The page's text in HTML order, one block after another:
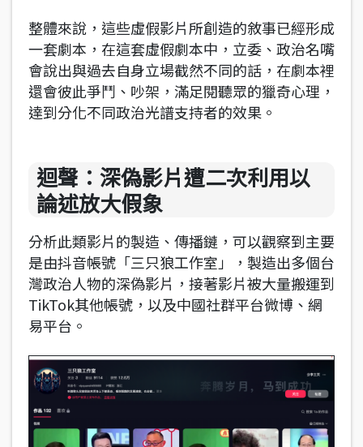
整體來說，這些虛假影片所創造的敘事已經形成
一套劇本，在這套虛假劇本中，立委、政治名嘴
會說出與過去自身立場截然不同的話，在劇本裡
還會彼此爭鬥、吵架，滿足閱聽眾的獵奇心理，
達到分化不同政治光譜支持者的效果。
迴聲：深偽影片遭二次利用以
論述放大假象
分析此類影片的製造、傳播鏈，可以觀察到主要
是由抖音帳號「三只狼工作室」，製造出多個台
灣政治人物的深偽影片，接著影片被大量搬運到
TikTok其他帳號，以及中國社群平台微博、網
易平台。